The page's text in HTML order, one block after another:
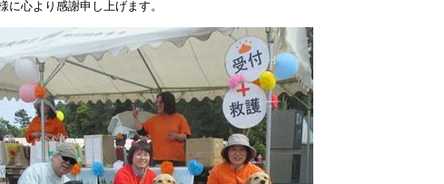
に心より感謝申し上げます。